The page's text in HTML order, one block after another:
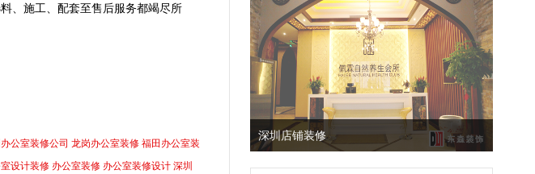
、施工、配套至售后服务都竭尽所
公室装修公司 龙岗办公室装修 福田办公室装
设计装修 办公室装修 办公室装修设计 深圳
深圳店铺装修